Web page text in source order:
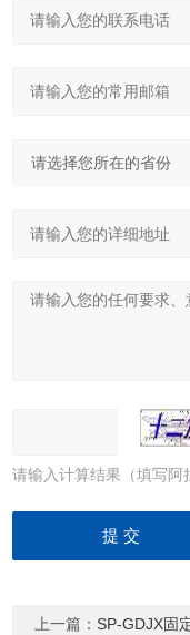
请输入计算结果（填写阿
上一篇： SP-GDJX固